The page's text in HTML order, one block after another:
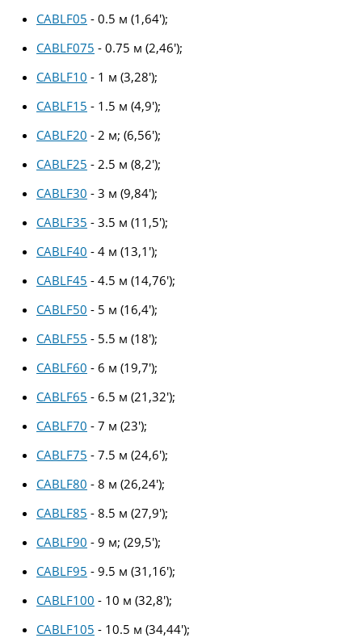
CABLF05 - 0.5 м (1,64′);
CABLF075 - 0.75 м (2,46′);
CABLF10 - 1 м (3,28′);
CABLF15 - 1.5 м (4,9′);
CABLF20 - 2 м; (6,56′);
CABLF25 - 2.5 м (8,2′);
CABLF30 - 3 м (9,84′);
CABLF35 - 3.5 м (11,5′);
CABLF40 - 4 м (13,1′);
CABLF45 - 4.5 м (14,76′);
CABLF50 - 5 м (16,4′);
CABLF55 - 5.5 м (18′);
CABLF60 - 6 м (19,7′);
CABLF65 - 6.5 м (21,32′);
CABLF70 - 7 м (23′);
CABLF75 - 7.5 м (24,6′);
CABLF80 - 8 м (26,24′);
CABLF85 - 8.5 м (27,9′);
CABLF90 - 9 м; (29,5′);
CABLF95 - 9.5 м (31,16′);
CABLF100 - 10 м (32,8′);
CABLF105 - 10.5 м (34,44′);